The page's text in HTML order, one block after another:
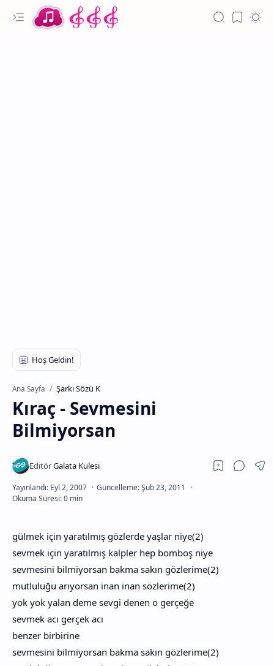
Ana Sayfa Şarkı Sözü K
Kıraç - Sevmesini
Bilmiyorsan
gülmek için yaratılmış gözlerde yaşlar niye(2)
sevmek için yaratılmış kalpler hep bomboş niye
sevmesini bilmiyorsan bakma sakın gözlerime(2)
mutluluğu arıyorsan inan inan sözlerime(2)
yok yok yalan deme sevgi denen o gerçeğe
sevmek acı gerçek acı
benzer birbirine
sevmesini bilmiyorsan bakma sakın gözlerime(2)